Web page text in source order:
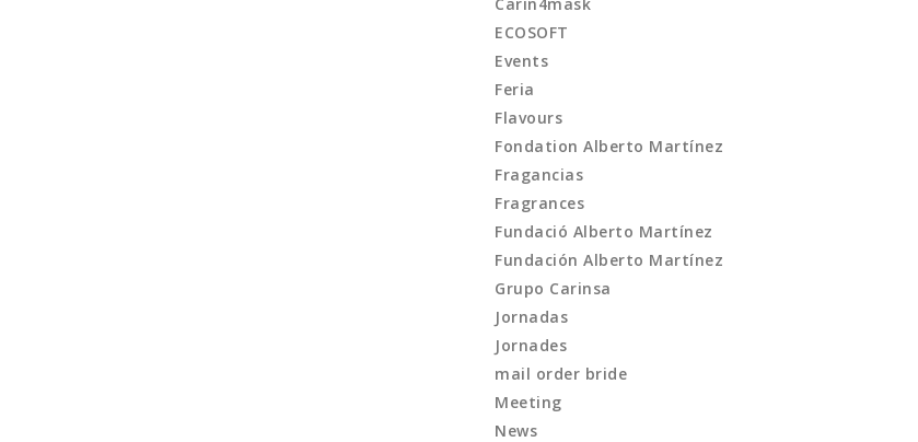
ECOSOFT
Events
Feria
Flavours
Fondation Alberto Martínez
Fragancias
Fragrances
Fundació Alberto Martínez
Fundación Alberto Martínez
Grupo Carinsa
Jornadas
Jornades
mail order bride
Meeting
News